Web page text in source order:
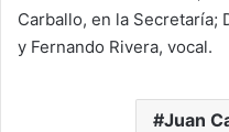
Carballo, en la Secretaría;
y Fernando Rivera, vocal.
Juan